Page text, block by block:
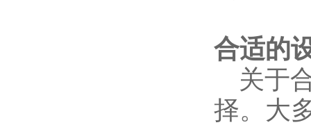
合适的
关于
择。大